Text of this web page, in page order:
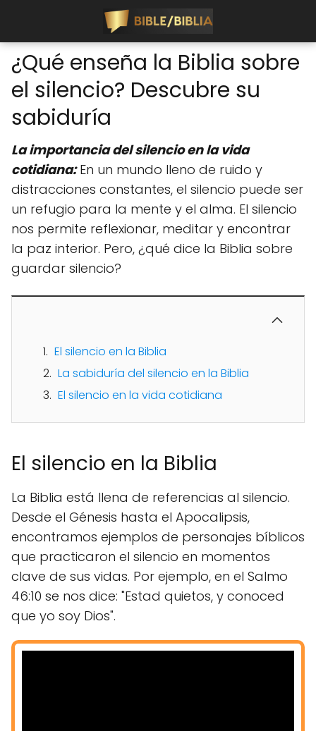
¿Qué enseña la Biblia sobre
el silencio? Descubre su
sabiduría
La importancia del silencio en la vida
cotidiana:En un mundo lleno de ruido y
distracciones constantes, el silencio puede ser
un refugio para la mente y el alma. El silencio
nos permite reflexionar, meditar y encontrar
la paz interior. Pero, ¿qué dice la Biblia sobre
guardar silencio?
El silencio en la Biblia
La sabiduría del silencio en la Biblia
El silencio en la vida cotidiana
El silencio en la Biblia
La Biblia está llena de referencias al silencio.
Desde el Génesis hasta el Apocalipsis,
encontramos ejemplos de personajes bíblicos
que practicaron el silencio en momentos
clave de sus vidas. Por ejemplo, en el Salmo
46:10 se nos dice: "Estad quietos, y conoced
que yo soy Dios".